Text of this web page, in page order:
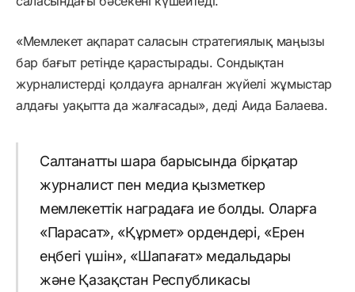
«Мемлекет ақпарат саласын стратегиялық маңызы
бар бағыт ретінде қарастырады. Сондықтан
журналистерді қолдауға арналған жүйелі жұмыстар
алдағы уақытта да жалғасады», деді Аида Балаева.
Салтанатты шара барысында бірқатар
журналист пен медиа қызметкер
мемлекеттік наградаға ие болды. Оларға
«Парасат», «Құрмет» ордендері, «Ерен
еңбегі үшін», «Шапағат» медальдары
және Қазақстан Республикасы